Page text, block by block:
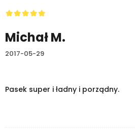
Michał M.
2017-05-29
Pasek super i ładny i porządny.